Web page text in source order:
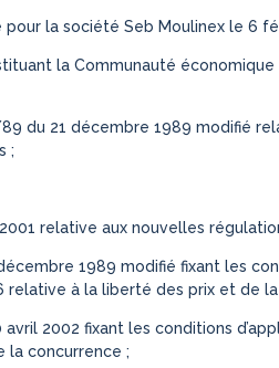
la société Seb Moulinex le 6
la Communauté
du 21 décembre 1989 modifié
;
relative aux nouvelles
1989 modifié fixant les
relative à la liberté des prix et de
2002 fixant les conditions
la concurrence ;